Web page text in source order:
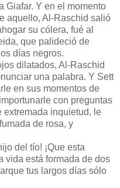
Giafar. Y en el momento
aquello, Al-Raschid salió
su cólera, fué al
que palideció de
días negros.
dilatados, Al-Raschid
una palabra. Y Sett
en sus momentos de
con preguntas
extremada inquietud, le
de rosa, y
del tío! ¡Que esta
vida está formada de dos
tus largos días sólo